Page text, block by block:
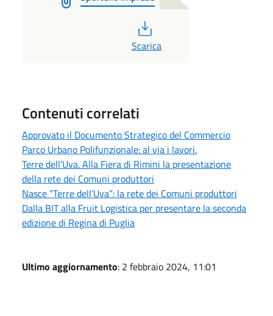
Scarica
Contenuti correlati
Approvato il Documento Strategico del Commercio
Parco Urbano Polifunzionale: al via i lavori.
Terre dell’Uva. Alla Fiera di Rimini la presentazione
della rete dei Comuni produttori
Nasce “Terre dell’Uva”: la rete dei Comuni produttori
Dalla BIT alla Fruit Logistica per presentare la seconda
edizione di Regina di Puglia
Ultimo aggiornamento: 2 febbraio 2024, 11:01